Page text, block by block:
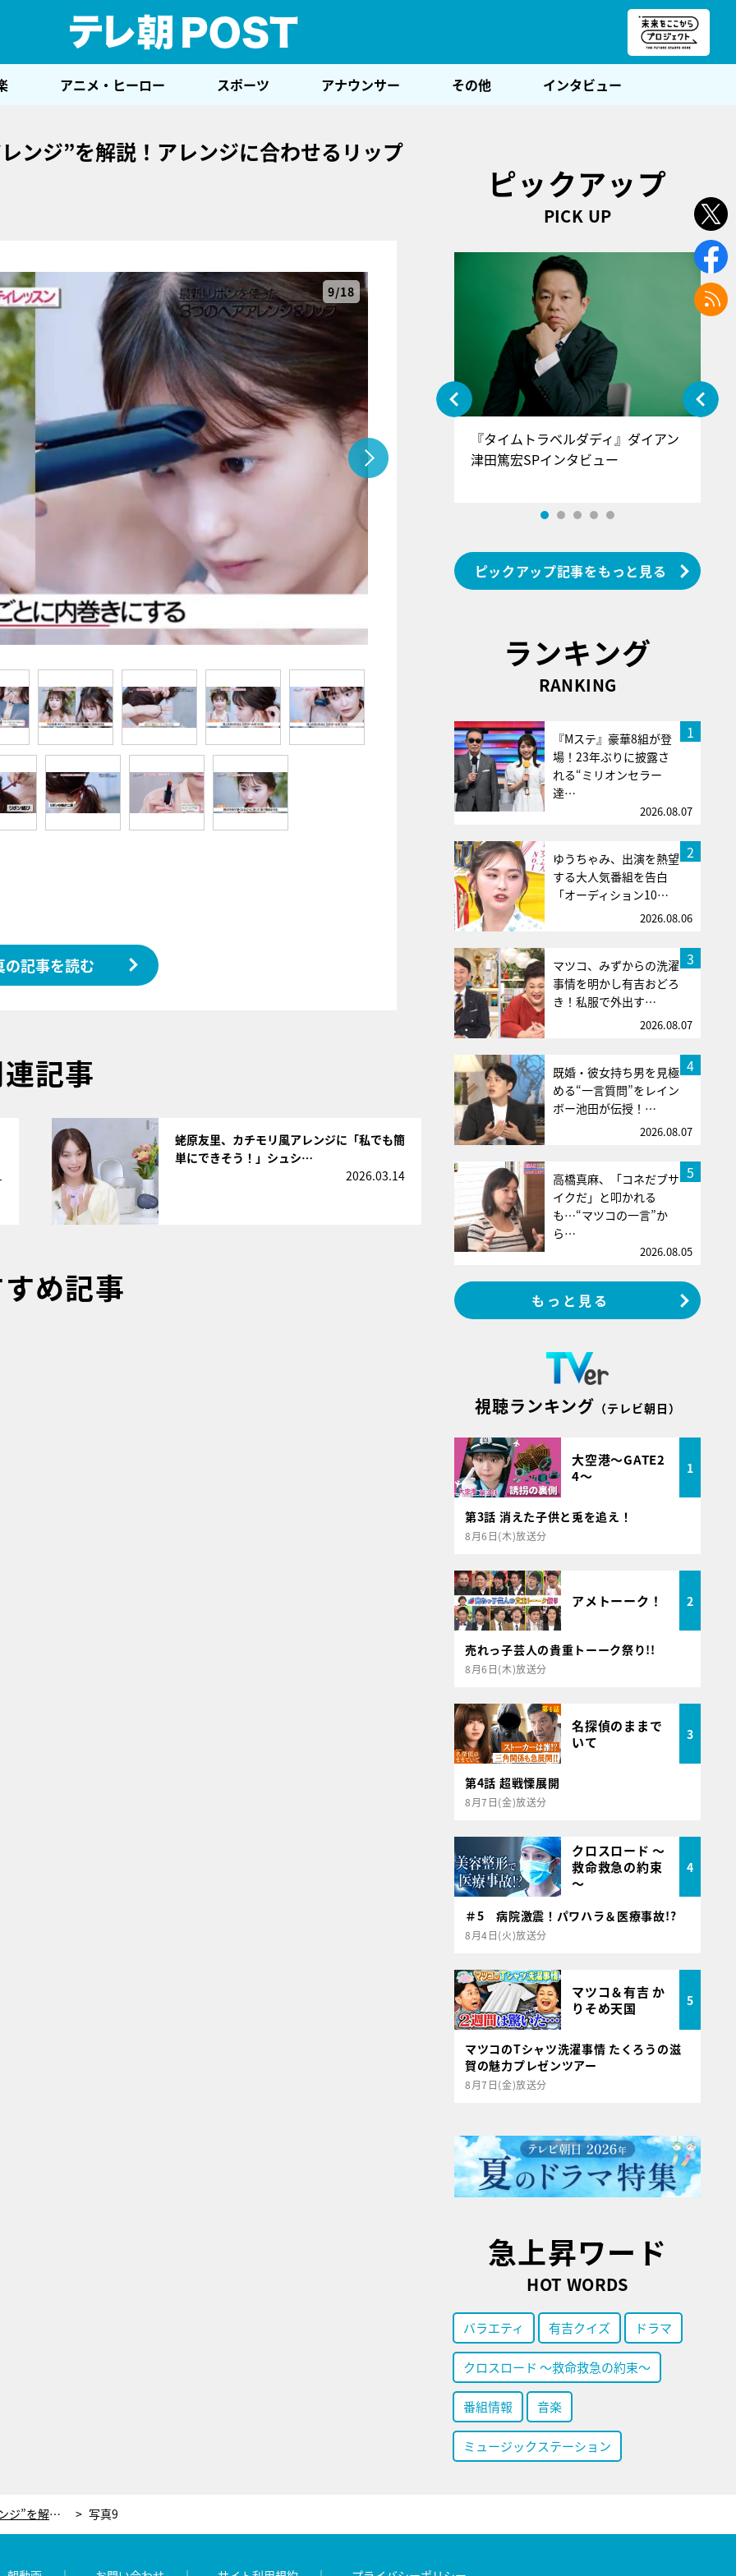
アニメ・ヒーロー スポーツ アナウンサー その他 インタビュー
ンジ”を解説！アレンジに合わせるリップ
9/18
の記事を読む
記事
蛯原友里、カチモリ風アレンジに「私でも簡
単にできそう！」シュシ…
2026.03.14
め記事
ピックアップ
PICK UP
『アイ＝ラブ！げーみんぐ』＝LOV
E齋藤樹愛羅＆佐々木舞香SPインタ
ビュー
『タイムトラベルダディ』ダイアン
津田篤宏SPインタビュー
ピックアップ記事をもっと見る
ランキング
RANKING
1
『Mステ』豪華8組が登
場！23年ぶりに披露さ
れる“ミリオンセラー
達…
2026.08.07
2
ゆうちゃみ、出演を熱望
する大人気番組を告白
「オーディション10…
2026.08.06
3
マツコ、みずからの洗濯
事情を明かし有吉おどろ
き！私服で外出す…
2026.08.07
4
既婚・彼女持ち男を見極
める“一言質問”をレイン
ボー池田が伝授！…
2026.08.07
5
高橋真麻、「コネだブサ
イクだ」と叩かれる
も…“マツコの一言”か
ら…
2026.08.05
もっと見る
視聴ランキング （テレビ朝日）
大空港～GATE2
4～
1
第3話 消えた子供と兎を追え！
8月6日(木)放送分
アメトーーク！ 2
売れっ子芸人の貴重トーーク祭り!!
8月6日(木)放送分
名探偵のままで
いて
3
第4話 超戦慄展開
8月7日(金)放送分
クロスロード ～
救命救急の約束
～
4
＃5 病院激震！パワハラ＆医療事故!?
8月4日(火)放送分
マツコ＆有吉 か
りそめ天国
5
マツコのTシャツ洗濯事情 たくろうの滋
賀の魅力プレゼンツアー
8月7日(金)放送分
急上昇ワード
HOT WORDS
バラエティ 有吉クイズ ドラマ
クロスロード ～救命救急の約束～
番組情報 音楽
ミュージックステーション
流行りの“リボンを使ったヘアアレンジ”を解説！アレンジに合わせるリップも紹介 写真9